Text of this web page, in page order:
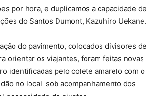
por hora, e duplicamos a capacidade de
do Santos Dumont, Kazuhiro Uekane.
do pavimento, colocados divisores de
orientar os viajantes, foram feitas novas
identificadas pelo colete amarelo com o
no local, sob acompanhamento dos